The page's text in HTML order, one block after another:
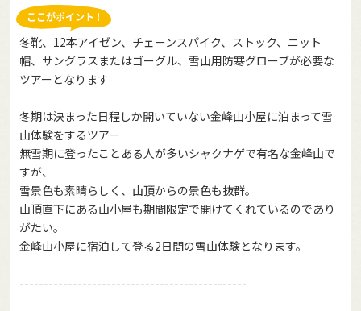
冬靴、12本アイゼン、チェーンスパイク、ストック、ニット
帽、サングラスまたはゴーグル、雪山用防寒グローブが必要な
ツアーとなります
冬期は決まった日程しか開いていない金峰山小屋に泊まって雪
山体験をするツアー
無雪期に登ったことある人が多いシャクナゲで有名な金峰山で
すが、
雪景色も素晴らしく、山頂からの景色も抜群。
山頂直下にある山小屋も期間限定で開けてくれているのであり
がたい。
金峰山小屋に宿泊して登る2日間の雪山体験となります。
-----------------------------------------------